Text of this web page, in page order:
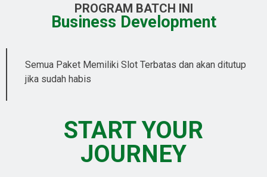
PROGRAM BATCH INI
Business Development
Semua Paket Memiliki Slot Terbatas dan akan ditutup
jika sudah habis
START YOUR
JOURNEY